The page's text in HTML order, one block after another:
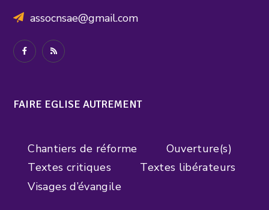
assocnsae@gmail.com
FAIRE EGLISE AUTREMENT
Chantiers de réforme
Ouverture(s)
Textes critiques
Textes libérateurs
Visages d’évangile